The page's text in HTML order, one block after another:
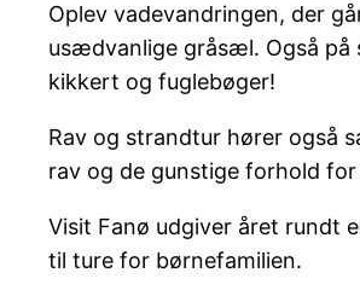
Oplev vadevandringen, der
usædvanlige gråsæl. Også på
kikkert og fuglebøger!
Rav og strandtur hører også
rav og de gunstige forhold
Visit Fanø udgiver året rundt
til ture for børnefamilien.